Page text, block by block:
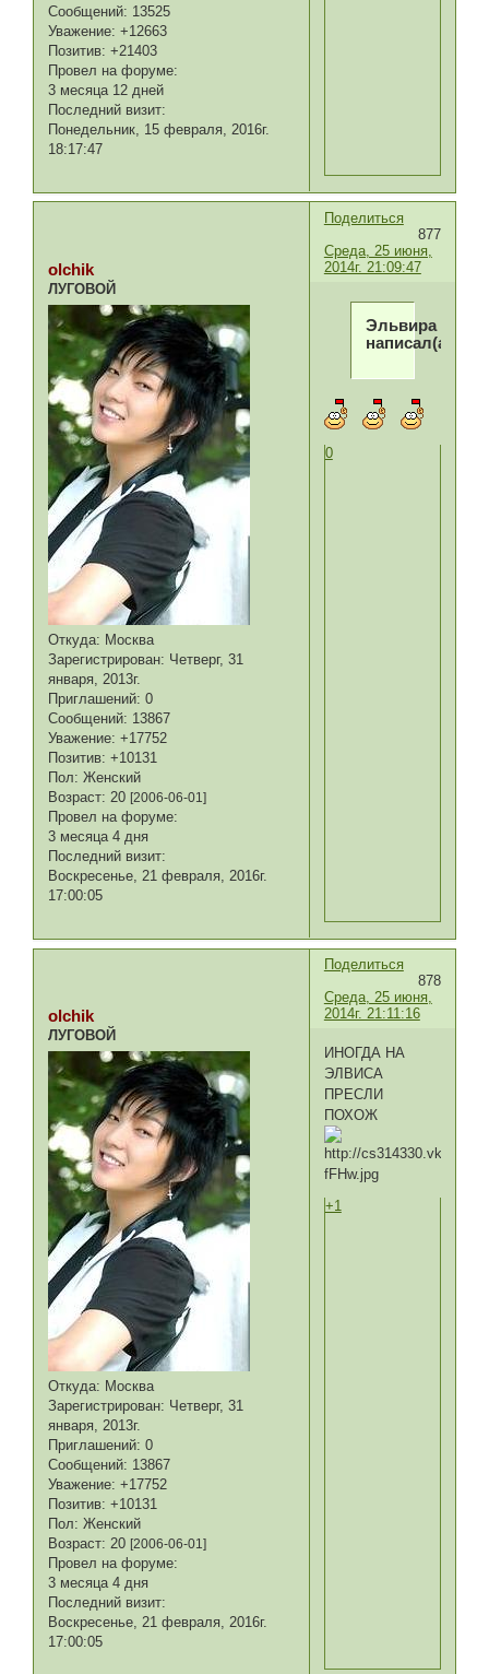
Сообщений: 13525
Уважение: +12663
Позитив: +21403
Провел на форуме:
3 месяца 12 дней
Последний визит:
Понедельник, 15 февраля, 2016г.
18:17:47
Поделиться
877
Среда, 25 июня,
2014г. 21:09:47
olchik
ЛУГОВОЙ
Откуда: Москва
Зарегистрирован: Четверг, 31
января, 2013г.
Приглашений: 0
Сообщений: 13867
Уважение: +17752
Позитив: +10131
Пол: Женский
Возраст: 20[2006-06-01]
Провел на форуме:
3 месяца 4 дня
Последний визит:
Воскресенье, 21 февраля, 2016г.
17:00:05
Эльвира
написал(а):
0
Поделиться
878
Среда, 25 июня,
2014г. 21:11:16
olchik
ЛУГОВОЙ
Откуда: Москва
Зарегистрирован: Четверг, 31
января, 2013г.
Приглашений: 0
Сообщений: 13867
Уважение: +17752
Позитив: +10131
Пол: Женский
Возраст: 20[2006-06-01]
Провел на форуме:
3 месяца 4 дня
Последний визит:
Воскресенье, 21 февраля, 2016г.
17:00:05
ИНОГДА НА
ЭЛВИСА
ПРЕСЛИ
ПОХОЖ
+1